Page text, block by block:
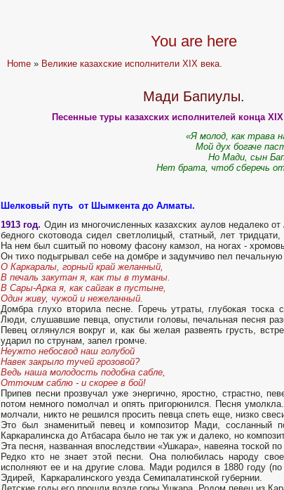
You are here
Home » Великие казахские исполнители XIX века.
Мади Бапиулы.
Песенные туры казахских исполнителей конца
«Я молод, как трава
Мой дух богаче
Но Мади, сын
Нет брата, чтоб сберечь
Шелковый путь от Шымкента до Алматы.
1913 год. Один из многочисленных казахских аулов недалеко
бедного скотовода сидел светлолицый, статный, лет тридцати,
На нем был сшитый по новому фасону камзол, на ногах -
Он тихо подыгрывал себе на домбре и задумчиво пел
О Каркаралы, горный край желанный,
В печаль закутан я, как ты в туманы.
В Сары-Арка я, как сайгак в пустыне,
Один живу, чужой и нежеланный.
Домбра глухо вторила песне. Горечь утраты, глубокая тоска
Люди, слушавшие певца, опустили головы, печальная песня
Певец оглянулся вокруг и, как бы желая развеять грусть,
ударил по струнам, запел громче.
Неужто небосвод наш голубой
Навек закрыло тучей грозовой?
Ведь наша молодость подобна сабле,
Отточим саблю - и скорее в бой!
Припев песни прозвучал уже энергично, яростно, страстно,
потом немного помолчал и опять пригорюнился. Песня
молчали, никто не решился просить певца спеть еще, низко
Это был знаменитый певец и композитор Мади, сосланный
Каркаралинска до Атбасара было не так уж и далеко, но
Эта песня, названная впоследствии «Ушкара», навеяна тоской
Редко кто не знает этой песни. Она полюбилась народу
исполняют ее и на другие слова. Мади родился в 1880 году
Эдирей, Каркаралинского уезда Семипалатинской губернии.